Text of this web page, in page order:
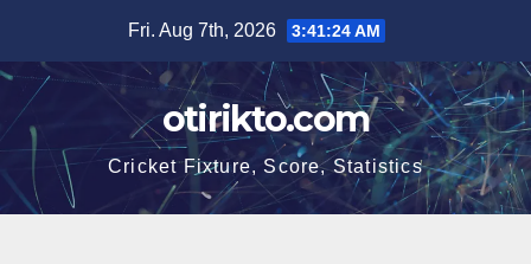
content
Fri. Aug 7th, 2026 3:41:25 AM
otirikto.com
Cricket Fixture, Score, Statistics